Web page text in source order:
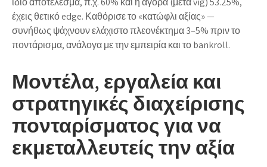
έχεις θετικό edge. Καθόρισε το «κατώφλι αξίας» —
συνήθως ψάχνουν ελάχιστο πλεονέκτημα 3–5% πριν το
ποντάρισμα, ανάλογα με την εμπειρία και το bankroll.
Μοντέλα, εργαλεία και
στρατηγικές διαχείρισης
πονταρίσματος για να
εκμεταλλευτείς την αξία